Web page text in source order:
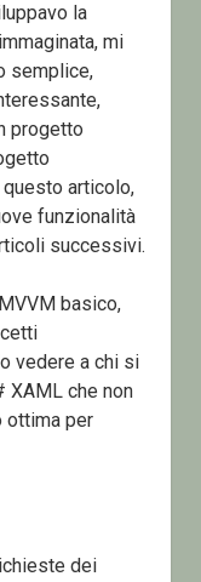
la
mi
semplice,
progetto
articolo,
funzionalità
successivi.
basico,
vedere a chi si
XAML che non
ottima per
dei